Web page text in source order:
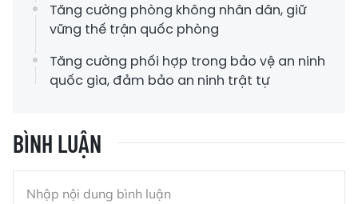
Tăng cường phòng không nhân dân, giữ
vững thế trận quốc phòng
Tăng cường phối hợp trong bảo vệ an ninh
quốc gia, đảm bảo an ninh trật tự
BÌNH LUẬN